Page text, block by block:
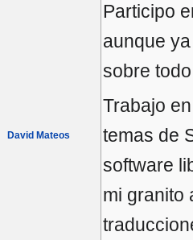
David Mateos
Participo
aunque
sobre
Trabajo
temas de
software
mi granito